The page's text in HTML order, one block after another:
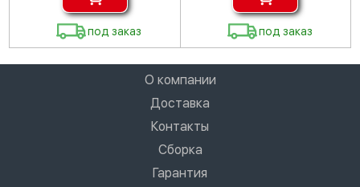
под заказ под заказ
О компании
Доставка
Контакты
Сборка
Гарантия